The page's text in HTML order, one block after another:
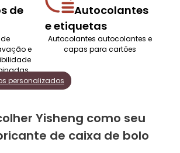
de
e
Autocolantes
e etiquetas
Autocolantes autocolantes e
capas para cartões
personalizados
Yisheng como seu
de caixa de bolo